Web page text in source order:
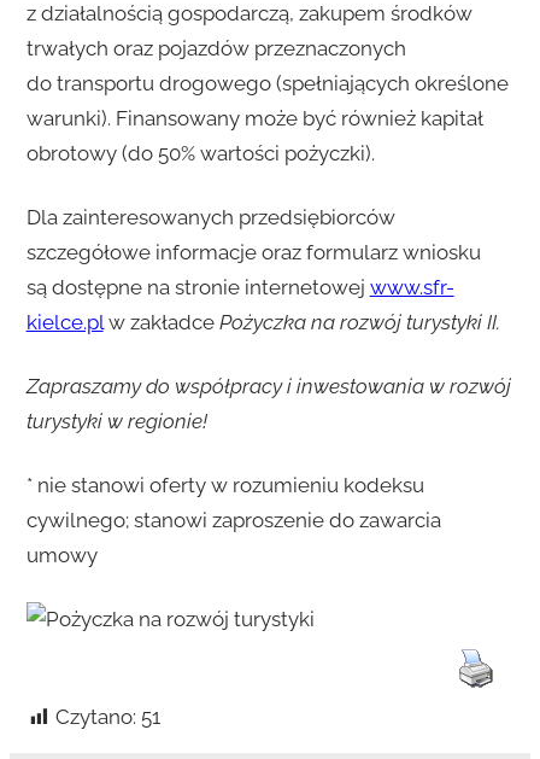
z działalnością gospodarczą, zakupem środków
trwałych oraz pojazdów przeznaczonych
do transportu drogowego (spełniających określone
warunki). Finansowany może być również kapitał
obrotowy (do 50% wartości pożyczki).
Dla zainteresowanych przedsiębiorców
szczegółowe informacje oraz formularz wniosku
są dostępne na stronie internetowej www.sfr-
kielce.plw zakładce Pożyczka na rozwój turystyki II.
Zapraszamy do współpracy i inwestowania w rozwój
turystyki w regionie!
* nie stanowi oferty w rozumieniu kodeksu
cywilnego; stanowi zaproszenie do zawarcia
umowy
Czytano: 51